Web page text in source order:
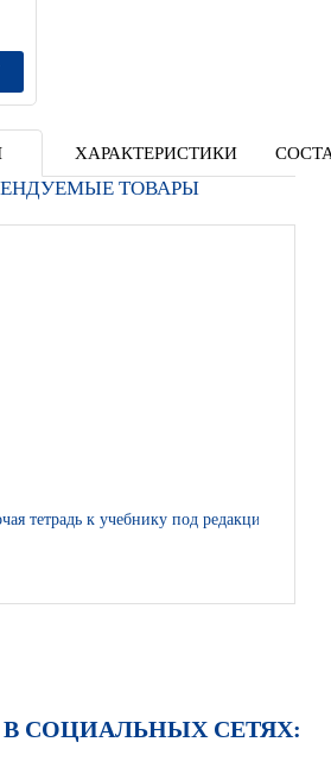
ХАРАКТЕРИСТИКИ
ТОВАРЫ
тетрадь к учебнику под редакцией Е.А.
СОЦИАЛЬНЫХ СЕТЯХ: